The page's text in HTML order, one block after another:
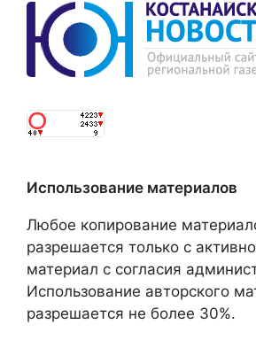
Использование материалов
Любое копирование
разрешается только с
материал с согласия
Использование авторского
разрешается не более 30%.